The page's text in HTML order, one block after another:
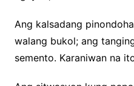
Ang kalsadang
walang bukol; ang
semento. Karaniwan na